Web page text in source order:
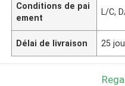
Conditions de pai
ement
L/C,
Délai de livraison 25